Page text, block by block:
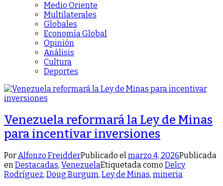
Medio Oriente
Multilaterales
Globales
Economía Global
Opinión
Análisis
Cultura
Deportes
Venezuela reformará la Ley de Minas
para incentivar inversiones
PorAlfonzo FreidderPublicado elmarzo 4, 2026Publicada
enDestacadas, VenezuelaEtiquetada como Delcy
Rodríguez, Doug Burgum, Ley de Minas, mineria